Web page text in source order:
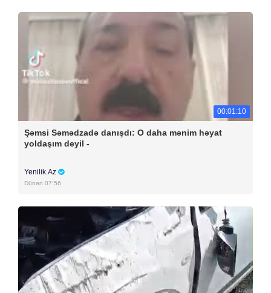
00:01:10
Şəmsi Səmədzadə danışdı: O daha mənim həyat
yoldaşım deyil -
Yenilik.Az
Dünən 07:56